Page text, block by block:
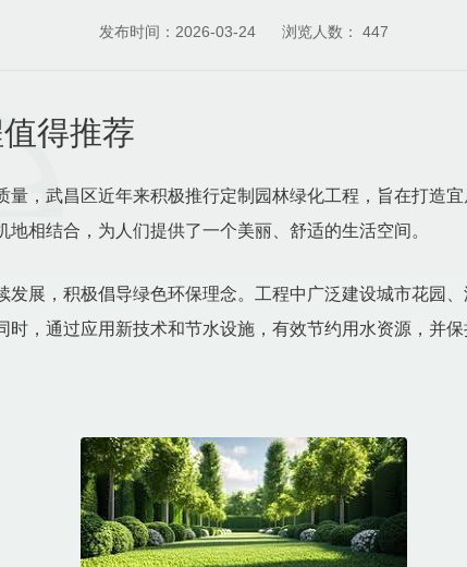
发布时间：2026-03-24 浏览人数： 447
得推荐
，武昌区近年来积极推行定制园林绿化工程，旨在打造
相结合，为人们提供了一个美丽、舒适的生活空间。
展，积极倡导绿色环保理念。工程中广泛建设城市花园
，通过应用新技术和节水设施，有效节约用水资源，并